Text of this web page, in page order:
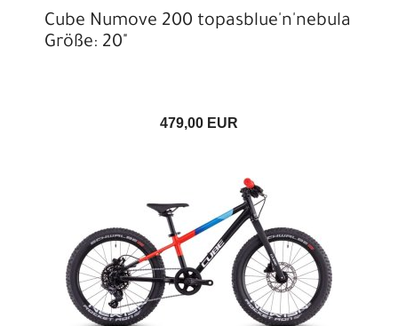
Cube Numove 200 topasblue'n'nebula
Größe: 20"
479,00 EUR